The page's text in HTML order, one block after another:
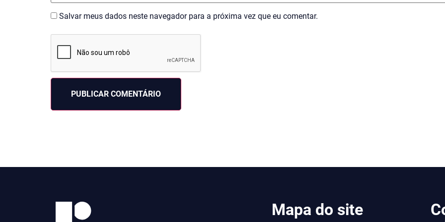
Salvar meus dados neste navegador para a próxima vez que eu comentar.
Mapa do site